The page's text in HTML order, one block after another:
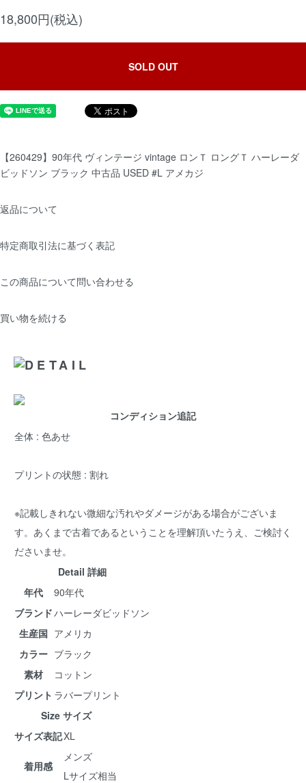
18,800円(税込)
SOLD OUT
【260429】90年代 ヴィンテージ vintage ロンＴ ロングＴ ハーレーダ
ビッドソン ブラック 中古品 USED #L アメカジ
返品について
特定商取引法に基づく表記
この商品について問い合わせる
買い物を続ける
コンディション追記
全体 : 色あせ
プリントの状態 : 割れ
※記載しきれない微細な汚れやダメージがある場合がございま
す。あくまで古着であるということを理解頂いたうえ、ご検討く
ださいませ。
Detail 詳細
年代
90年代
ブランドハーレーダビッドソン
生産国 アメリカ
カラー ブラック
素材
コットン
プリント ラバープリント
Size サイズ
サイズ表記XL
着用感
メンズ
Lサイズ相当